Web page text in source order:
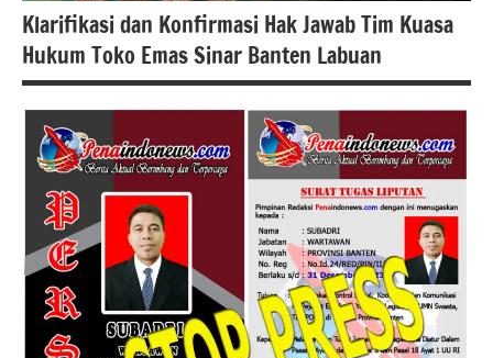
Klarifikasi dan Konfirmasi Hak Jawab Tim Kuasa
Hukum Toko Emas Sinar Banten Labuan
#berita
Pandeglang
berita
banten
berita
nasional